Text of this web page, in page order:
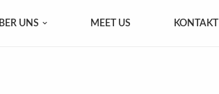
UNS MEET US KONTAKT